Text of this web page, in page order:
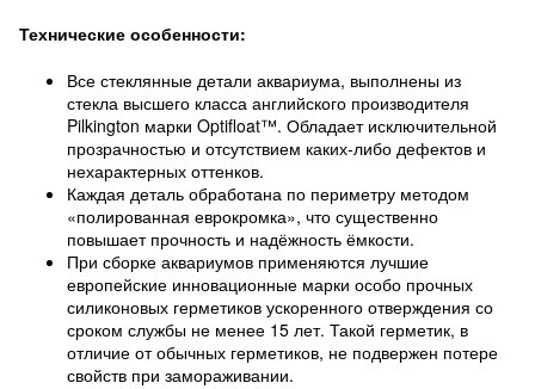
Технические особенности:
Все стеклянные детали аквариума, выполнены из
стекла высшего класса английского производителя
Pilkington марки Optifloat™. Обладает исключительной
прозрачностью и отсутствием каких-либо дефектов и
нехарактерных оттенков.
Каждая деталь обработана по периметру методом
«полированная еврокромка», что существенно
повышает прочность и надёжность ёмкости.
При сборке аквариумов применяются лучшие
европейские инновационные марки особо прочных
силиконовых герметиков ускоренного отверждения со
сроком службы не менее 15 лет. Такой герметик, в
отличие от обычных герметиков, не подвержен потере
свойств при замораживании.